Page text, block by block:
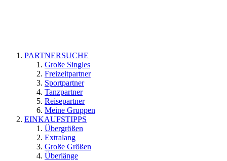
PARTNERSUCHE
Große Singles
Freizeitpartner
Sportpartner
Tanzpartner
Reisepartner
Meine Gruppen
EINKAUFSTIPPS
Übergrößen
Extralang
Große Größen
Überlänge